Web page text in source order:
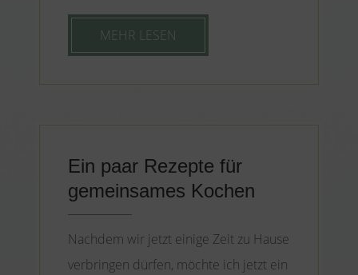
MEHR LESEN
Ein paar Rezepte für
gemeinsames Kochen
Nachdem wir jetzt einige Zeit zu Hause
verbringen dürfen, möchte ich jetzt ein